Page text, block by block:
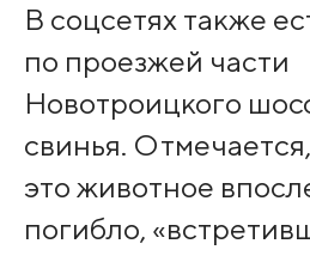
В соцсетях также
по проезжей части
Новотроицкого
свинья.
это животное
погибло,